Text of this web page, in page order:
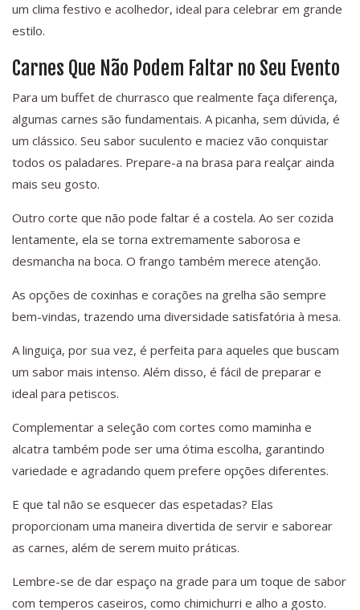
um clima festivo e acolhedor, ideal para celebrar em grande
estilo.
Carnes Que Não Podem Faltar no Seu Evento
Para um buffet de churrasco que realmente faça diferença,
algumas carnes são fundamentais. A picanha, sem dúvida, é
um clássico. Seu sabor suculento e maciez vão conquistar
todos os paladares. Prepare-a na brasa para realçar ainda
mais seu gosto.
Outro corte que não pode faltar é a costela. Ao ser cozida
lentamente, ela se torna extremamente saborosa e
desmancha na boca. O frango também merece atenção.
As opções de coxinhas e corações na grelha são sempre
bem-vindas, trazendo uma diversidade satisfatória à mesa.
A linguiça, por sua vez, é perfeita para aqueles que buscam
um sabor mais intenso. Além disso, é fácil de preparar e
ideal para petiscos.
Complementar a seleção com cortes como maminha e
alcatra também pode ser uma ótima escolha, garantindo
variedade e agradando quem prefere opções diferentes.
E que tal não se esquecer das espetadas? Elas
proporcionam uma maneira divertida de servir e saborear
as carnes, além de serem muito práticas.
Lembre-se de dar espaço na grade para um toque de sabor
com temperos caseiros, como chimichurri e alho a gosto.